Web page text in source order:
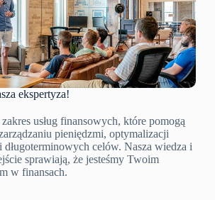
ekspertyza!
usług finansowych, które pomogą
pieniędzmi, optymalizacji
celów. Nasza wiedza i
sprawiają, że jesteśmy Twoim
w finansach.